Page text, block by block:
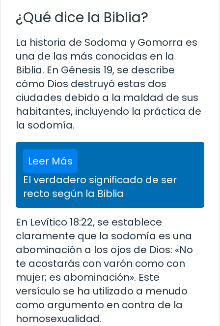
¿Qué dice la Biblia?
La historia de Sodoma y Gomorra es
una de las más conocidas en la
Biblia. En Génesis 19, se describe
cómo Dios destruyó estas dos
ciudades debido a la maldad de sus
habitantes, incluyendo la práctica de
la sodomía.
Leer Más
El verdadero significado de ser
recto según la Biblia
En Levítico 18:22, se establece
claramente que la sodomía es una
abominación a los ojos de Dios: «No
te acostarás con varón como con
mujer; es abominación». Este
versículo se ha utilizado a menudo
como argumento en contra de la
homosexualidad.